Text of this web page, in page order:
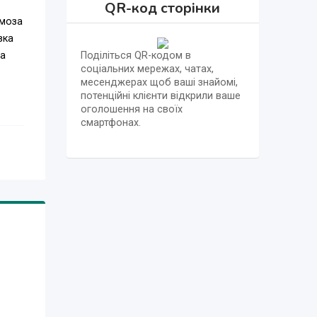
QR-код сторінки
Поділіться QR-кодом в
соціальних мережах, чатах,
месенджерах щоб ваші знайомі,
потенційні клієнти відкрили ваше
оголошення на своїх
смартфонах.